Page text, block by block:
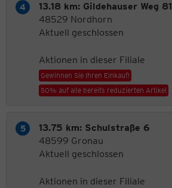
13.18 km: Gildehauser Weg 81
48529 Nordhorn
Aktuell geschlossen
Aktionen in dieser Filiale
Gewinnen Sie Ihren Einkauf!
50% auf alle bereits reduzierten Artikel
13.75 km: Schulstraße 6
48599 Gronau
Aktuell geschlossen
Aktionen in dieser Filiale